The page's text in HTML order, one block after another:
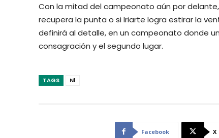
Con la mitad del campeonato aún por
recupera la punta o si Iriarte logra estirar la
definirá al detalle, en un campeonato donde
consagración y el segundo lugar.
TAGS N1
Facebook X